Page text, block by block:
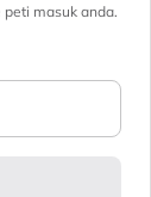
masuk anda.